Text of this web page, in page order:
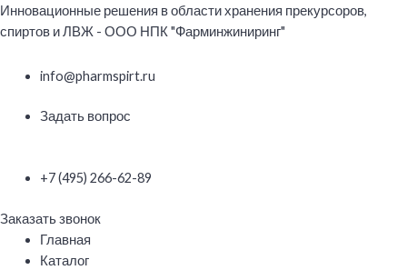
Перейти
к
Инновационные решения в области хранения прекурсоров,
спиртов и ЛВЖ - ООО НПК "Фарминжиниринг"
info@pharmspirt.ru
Задать вопрос
+7 (495) 266-62-89
Заказать звонок
Меню
Главная
Каталог